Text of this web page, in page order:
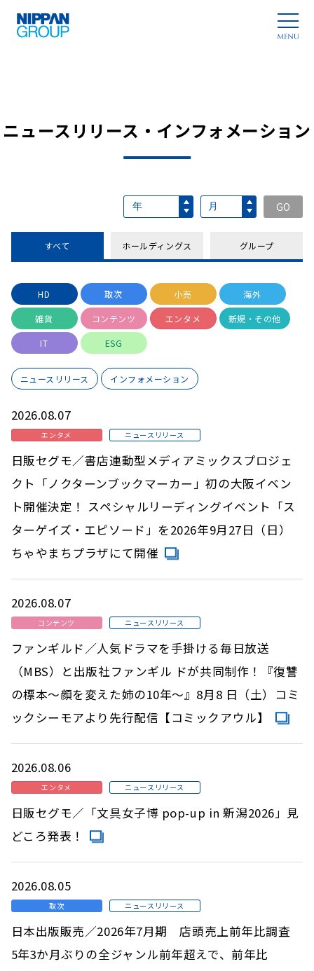
ニュースリリース・インフォメーション
GO
すべて ホールディングス グループ
HD 取次 小売 海外
雑貨 コンテンツ エンタメ 新規・その他
IT ESG
ニュースリリース インフォメーション
2026.08.07
エンタメ ニュースリリース
日販セグモ／書店連動型メディアミックスプロジェ
クト「ノクターンブックマーカー」初の大阪イベン
ト開催決定！ スペシャルリーディングイベント「ス
ターゲイズ・エピソード」を2026年9月27日（日）
ちゃやまちプラザにて開催
2026.08.07
コンテンツ ニュースリリース
ファンギルド／人気ドラマを手掛ける毎日放送
（MBS）と出版社ファンギル ドが共同制作！『復讐
の標本～顔を変えた姉の10年～』8月8 日（土）コミ
ックシーモアより先行配信【コミックアウル】
2026.08.06
エンタメ ニュースリリース
日販セグモ／「文具女子博 pop-up in 新潟2026」見
どころ発表！
2026.08.05
取次 ニュースリリース
日本出版販売／2026年7月期 店頭売上前年比調査
5年3か月ぶりの全ジャンル前年超えで、前年比